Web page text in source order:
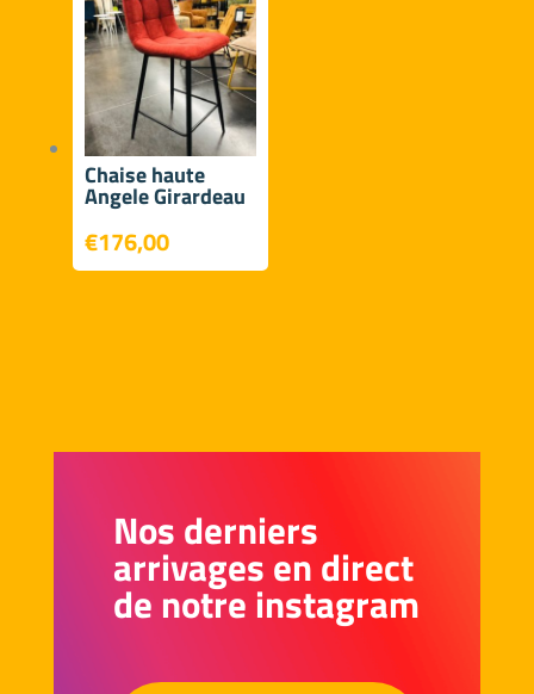
Chaise haute
Angele Girardeau
€176,00
Nos derniers
arrivages en direct
de notre instagram